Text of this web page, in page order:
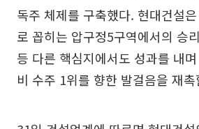
독주 체제를 구축했다. 현대건설
로 꼽히는 압구정5구역에서의 승
등 다른 핵심지에서도 성과를 내
비 수주 1위를 향한 발걸음을 재